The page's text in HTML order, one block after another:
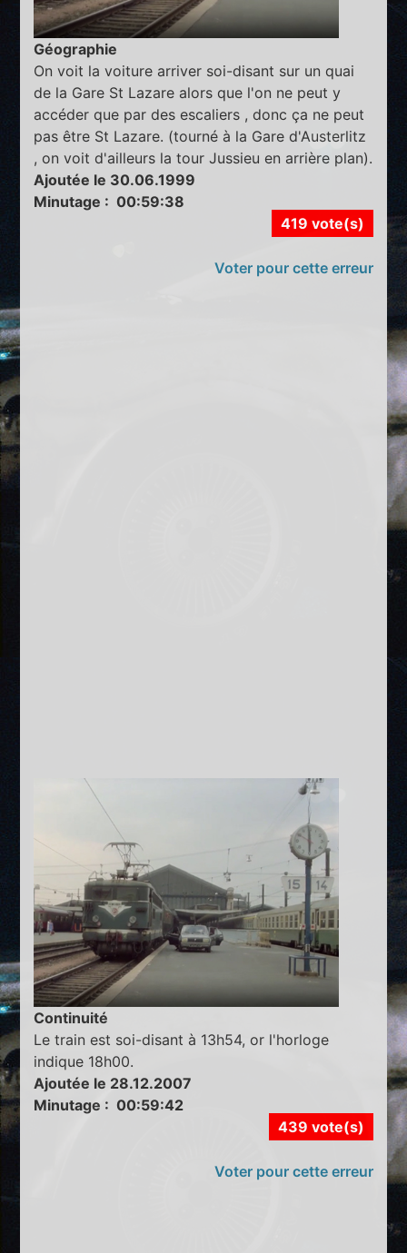
Géographie
On voit la voiture arriver soi-disant sur un quai
de la Gare St Lazare alors que l'on ne peut y
accéder que par des escaliers , donc ça ne peut
pas être St Lazare. (tourné à la Gare d'Austerlitz
, on voit d'ailleurs la tour Jussieu en arrière plan).
Ajoutée le 30.06.1999
Minutage : 00:59:38
419 vote(s)
Voter pour cette erreur
Continuité
Le train est soi-disant à 13h54, or l'horloge
indique 18h00.
Ajoutée le 28.12.2007
Minutage : 00:59:42
439 vote(s)
Voter pour cette erreur